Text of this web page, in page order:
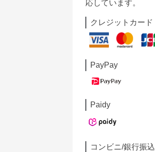
応しています。
クレジットカード
PayPay
Paidy
コンビニ/銀行振込